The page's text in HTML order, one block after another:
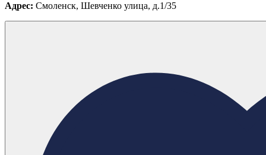
Адрес: Смоленск, Шевченко улица, д.1/35